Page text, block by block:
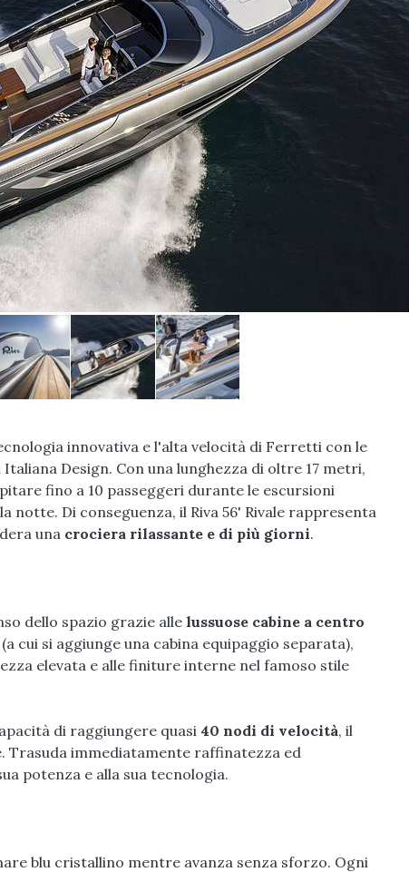
innovativa e l'alta velocità di Ferretti con le
Design. Con una lunghezza di oltre 17 metri,
fino a 10 passeggeri durante le escursioni
notte. Di conseguenza, il Riva 56' Rivale rappresenta
una crociera rilassante e di più giorni.
dello spazio grazie alle lussuose cabine a centro
(a cui si aggiunge una cabina equipaggio separata),
elevata e alle finiture interne nel famoso stile
di raggiungere quasi 40 nodi di velocità, il
Trasuda immediatamente raffinatezza ed
potenza e alla sua tecnologia.
blu cristallino mentre avanza senza sforzo. Ogni